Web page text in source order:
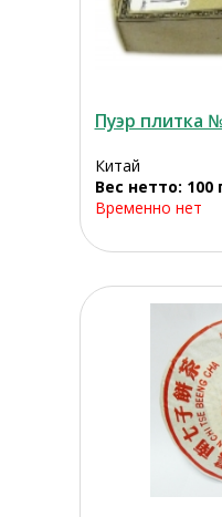
Пуэр плитка
Китай
Вес нетто: 100
Временно нет